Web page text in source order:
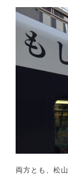
両方とも、松